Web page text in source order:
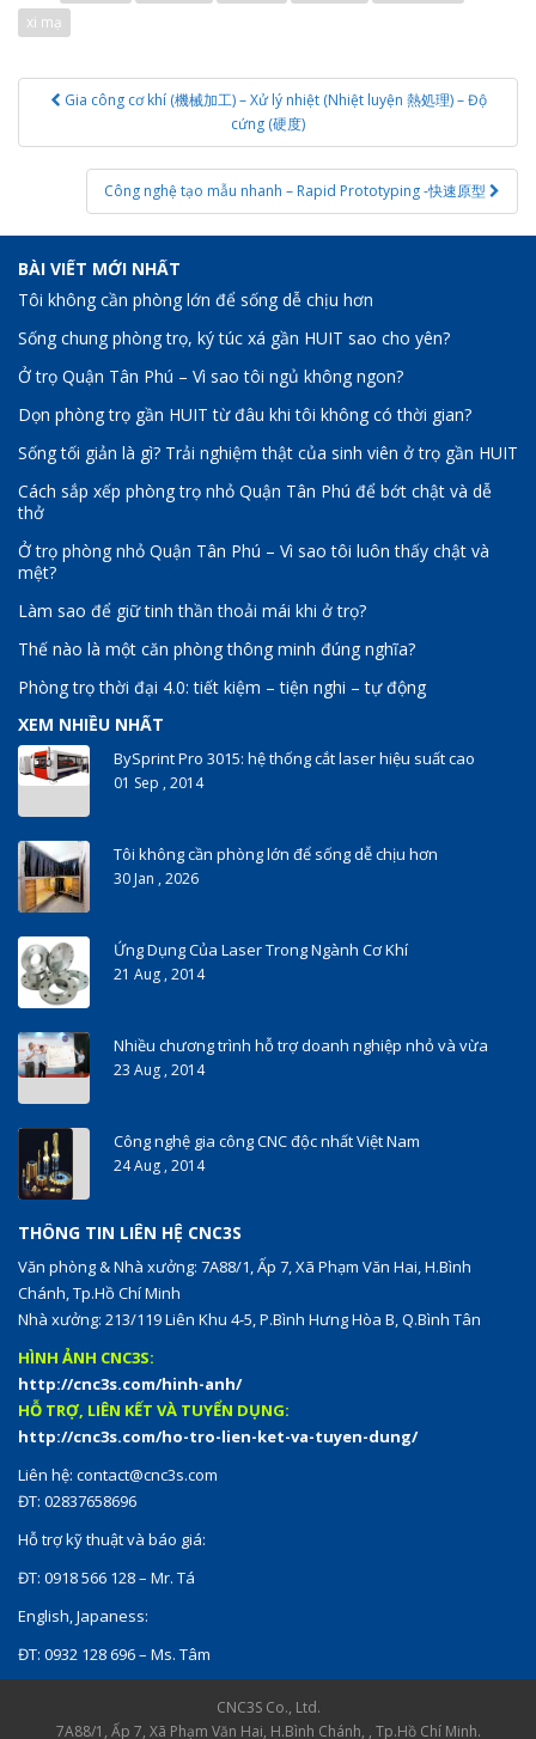
xi mạ
Post
navigation
Gia công cơ khí (機械加工) – Xử lý nhiệt (Nhiệt luyện 熱処理) – Độ
cứng (硬度)
Công nghệ tạo mẫu nhanh – Rapid Prototyping -快速原型
BÀI VIẾT MỚI NHẤT
Tôi không cần phòng lớn để sống dễ chịu hơn
Sống chung phòng trọ, ký túc xá gần HUIT sao cho yên?
Ở trọ Quận Tân Phú – Vì sao tôi ngủ không ngon?
Dọn phòng trọ gần HUIT từ đâu khi tôi không có thời gian?
Sống tối giản là gì? Trải nghiệm thật của sinh viên ở trọ gần HUIT
Cách sắp xếp phòng trọ nhỏ Quận Tân Phú để bớt chật và dễ
thở
Ở trọ phòng nhỏ Quận Tân Phú – Vì sao tôi luôn thấy chật và
mệt?
Làm sao để giữ tinh thần thoải mái khi ở trọ?
Thế nào là một căn phòng thông minh đúng nghĩa?
Phòng trọ thời đại 4.0: tiết kiệm – tiện nghi – tự động
XEM NHIỀU NHẤT
BySprint Pro 3015: hệ thống cắt laser hiệu suất cao
01 Sep , 2014
Tôi không cần phòng lớn để sống dễ chịu hơn
30 Jan , 2026
Ứng Dụng Của Laser Trong Ngành Cơ Khí
21 Aug , 2014
Nhiều chương trình hỗ trợ doanh nghiệp nhỏ và vừa
23 Aug , 2014
Công nghệ gia công CNC độc nhất Việt Nam
24 Aug , 2014
THÔNG TIN LIÊN HỆ CNC3S
Văn phòng & Nhà xưởng: 7A88/1, Ấp 7, Xã Phạm Văn Hai, H.Bình
Chánh, Tp.Hồ Chí Minh
Nhà xưởng: 213/119 Liên Khu 4-5, P.Bình Hưng Hòa B, Q.Bình Tân
HÌNH ẢNH CNC3S:
http://cnc3s.com/hinh-anh/
HỖ TRỢ, LIÊN KẾT VÀ TUYỂN DỤNG:
http://cnc3s.com/ho-tro-lien-ket-va-tuyen-dung/
Liên hệ: contact@cnc3s.com
ĐT: 02837658696
Hỗ trợ kỹ thuật và báo giá:
ĐT: 0918 566 128 – Mr. Tá
English, Japaness:
ĐT: 0932 128 696 – Ms. Tâm
CNC3S Co., Ltd.
7A88/1, Ấp 7, Xã Phạm Văn Hai, H.Bình Chánh, , Tp.Hồ Chí Minh.